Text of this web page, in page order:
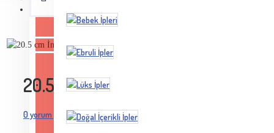
20.5 cm İncili Oval Çanta Bursu
0 yorum yapılmış. - Yorum Yap